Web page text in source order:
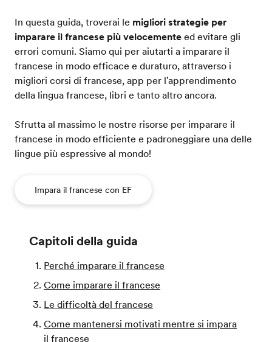
In questa guida, troverai le migliori strategie per
imparare il francese più velocementeed evitare gli
errori comuni. Siamo qui per aiutarti a imparare il
francese in modo efficace e duraturo, attraverso i
migliori corsi di francese, app per l'apprendimento
della lingua francese, libri e tanto altro ancora.
Sfrutta al massimo le nostre risorse per imparare il
francese in modo efficiente e padroneggiare una delle
lingue più espressive al mondo!
Impara il francese con EF
Capitoli della guida
Perché imparare il francese
Come imparare il francese
Le difficoltà del francese
Come mantenersi motivati mentre si impara
il francese